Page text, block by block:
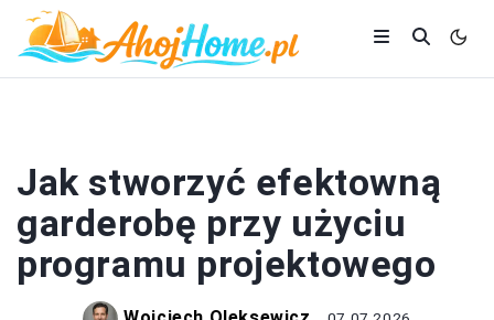
Jak stworzyć efektowną
garderobę przy użyciu
programu projektowego